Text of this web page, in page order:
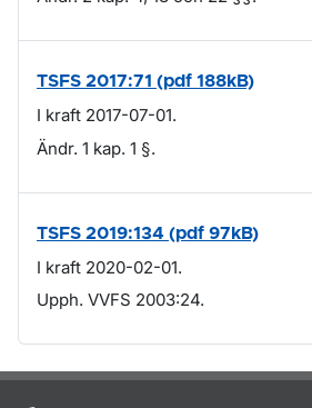
TSFS 2017:71 (pdf 188kB)
I kraft 2017-07-01.
Ändr. 1 kap. 1 §.
TSFS 2019:134 (pdf 97kB)
I kraft 2020-02-01.
Upph. VVFS 2003:24.
Om sidan